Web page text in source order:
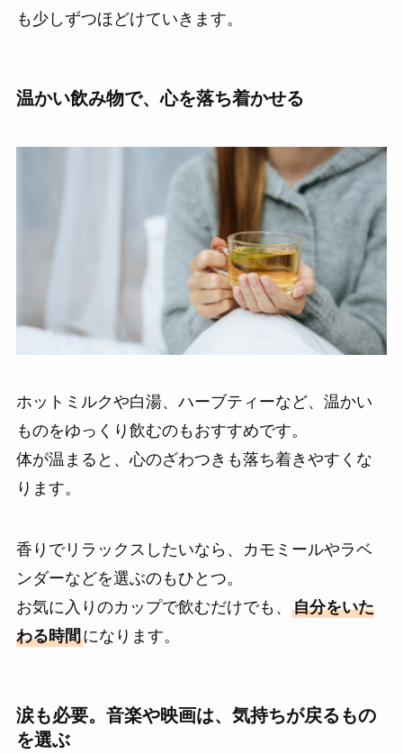
も少しずつほどけていきます。
温かい飲み物で、心を落ち着かせる
ホットミルクや白湯、ハーブティーなど、温かい
ものをゆっくり飲むのもおすすめです。
体が温まると、心のざわつきも落ち着きやすくな
ります。
香りでリラックスしたいなら、カモミールやラベ
ンダーなどを選ぶのもひとつ。
お気に入りのカップで飲むだけでも、 自分をいた
わる時間になります。
涙も必要。音楽や映画は、気持ちが戻るもの
を選ぶ